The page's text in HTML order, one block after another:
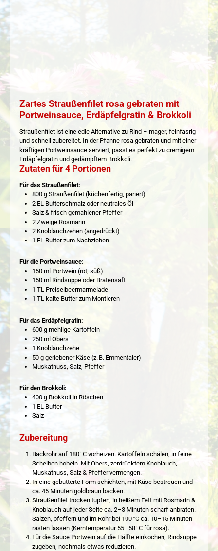
Zartes Straußenfilet rosa gebraten mit
Portweinsauce, Erdäpfelgratin & Brokkoli
Straußenfilet ist eine edle Alternative zu Rind – mager, feinfasrig
und schnell zubereitet. In der Pfanne rosa gebraten und mit einer
kräftigen Portweinsauce serviert, passt es perfekt zu cremigem
Erdäpfelgratin und gedämpftem Brokkoli.
Zutaten für 4 Portionen
Für das Straußenfilet:
800 g Straußenfilet (küchenfertig, pariert)
2 EL Butterschmalz oder neutrales Öl
Salz & frisch gemahlener Pfeffer
2 Zweige Rosmarin
2 Knoblauchzehen (angedrückt)
1 EL Butter zum Nachziehen
Für die Portweinsauce:
150 ml Portwein (rot, süß)
150 ml Rindsuppe oder Bratensaft
1 TL Preiselbeermarmelade
1 TL kalte Butter zum Montieren
Für das Erdäpfelgratin:
600 g mehlige Kartoffeln
250 ml Obers
1 Knoblauchzehe
50 g geriebener Käse (z. B. Emmentaler)
Muskatnuss, Salz, Pfeffer
Für den Brokkoli:
400 g Brokkoli in Röschen
1 EL Butter
Salz
Zubereitung
Backrohr auf 180 °C vorheizen. Kartoffeln schälen, in feine
Scheiben hobeln. Mit Obers, zerdrücktem Knoblauch,
Muskatnuss, Salz & Pfeffer vermengen.
In eine gebutterte Form schichten, mit Käse bestreuen und
ca. 45 Minuten goldbraun backen.
Straußenfilet trocken tupfen, in heißem Fett mit Rosmarin &
Knoblauch auf jeder Seite ca. 2–3 Minuten scharf anbraten.
Salzen, pfeffern und im Rohr bei 100 °C ca. 10–15 Minuten
rasten lassen (Kerntemperatur 55–58 °C für rosa).
Für die Sauce Portwein auf die Hälfte einkochen, Rindsuppe
zugeben, nochmals etwas reduzieren.